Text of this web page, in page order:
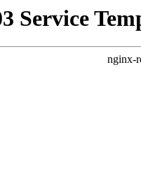
Service
nginx-